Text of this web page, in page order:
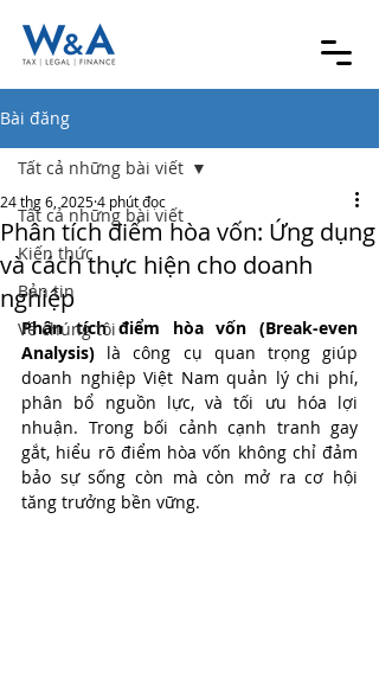
Bài đăng
Tất cả những bài viết
Kiến thức
Bản tin
Về chúng tôi
Tất cả những bài viết
Phân tích điểm hòa vốn: Ứng dụng
và cách thực hiện cho doanh
nghiệp
24 thg 6, 20254 phút đọc
Phân tích điểm hòa vốn (Break-even
Analysis) là công cụ quan trọng giúp
doanh nghiệp Việt Nam quản lý chi phí,
phân bổ nguồn lực, và tối ưu hóa lợi
nhuận. Trong bối cảnh cạnh tranh gay
gắt, hiểu rõ điểm hòa vốn không chỉ đảm
bảo sự sống còn mà còn mở ra cơ hội
tăng trưởng bền vững.